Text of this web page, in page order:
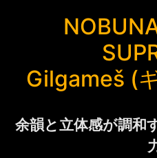
Gilgameš (
余韻と立体感が調和